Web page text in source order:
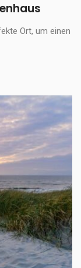
Ort, um einen